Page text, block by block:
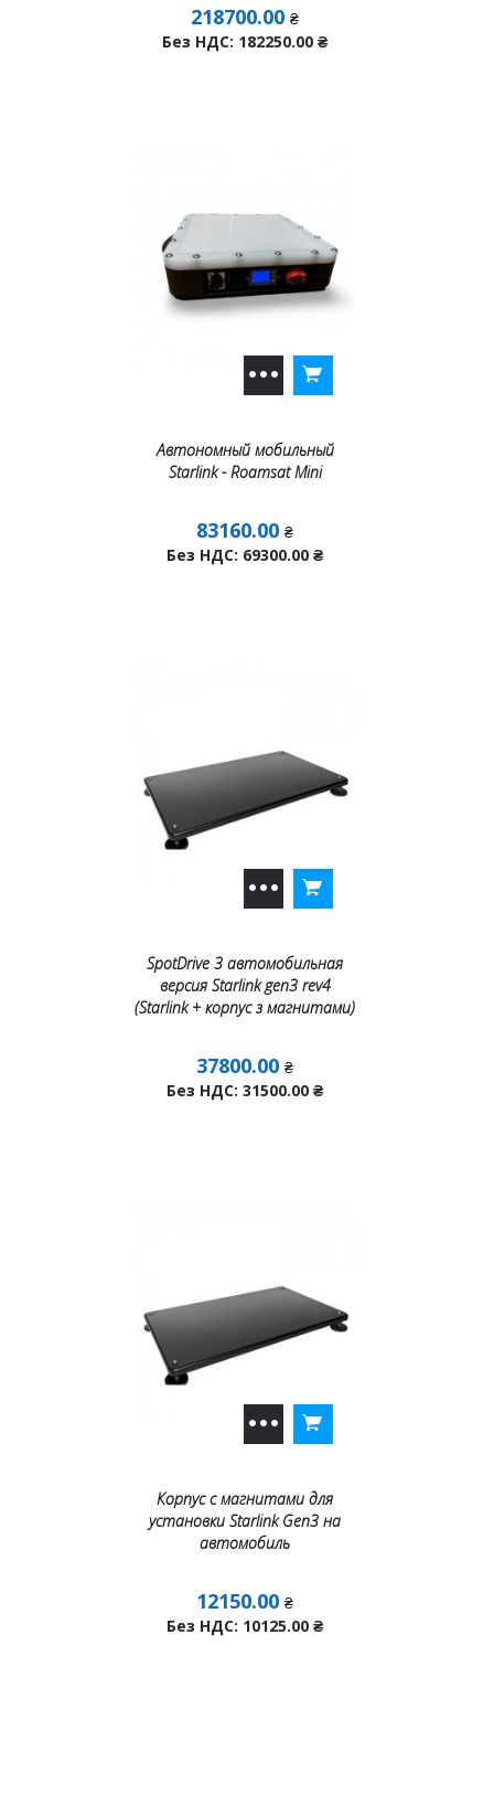
218700.00 ₴
Без НДС: 182250.00 ₴
Автономный мобильный
Starlink - Roamsat Mini
83160.00 ₴
Без НДС: 69300.00 ₴
SpotDrive 3 автомобильная
версия Starlink gen3 rev4
(Starlink + корпус з магнитами)
37800.00 ₴
Без НДС: 31500.00 ₴
Корпус с магнитами для
установки Starlink Gen3 на
автомобиль
12150.00 ₴
Без НДС: 10125.00 ₴